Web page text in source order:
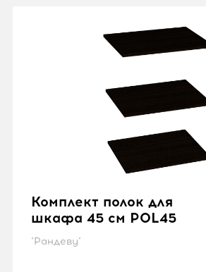
Комплект полок для
шкафа 45 см POL45
"Рандеву"